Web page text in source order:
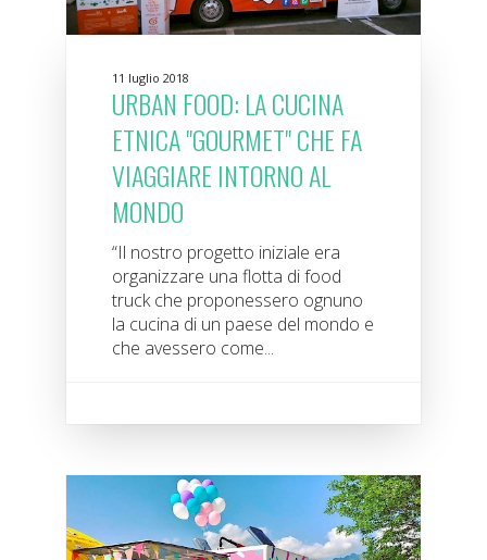
11 luglio 2018
URBAN FOOD: LA CUCINA
ETNICA "GOURMET" CHE FA
VIAGGIARE INTORNO AL
MONDO
“Il nostro progetto iniziale era
organizzare una flotta di food
truck che proponessero ognuno
la cucina di un paese del mondo e
che avessero come...